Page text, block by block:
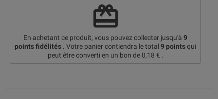
redeem
En achetant ce produit, vous pouvez collecter jusqu'à 9
points fidélités . Votre panier contiendra le total 9 pointsqui
peut être converti en un bon de 0,18 € .